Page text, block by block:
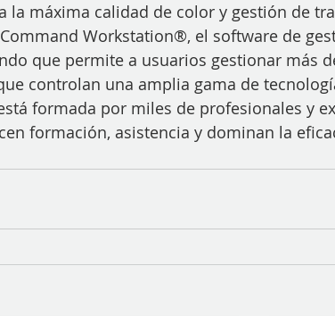
la máxima calidad de color y gestión de
Workstation®, el software de
que permite a usuarios gestionar más
controlan una amplia gama de
formada por miles de profesionales y
formación, asistencia y dominan la